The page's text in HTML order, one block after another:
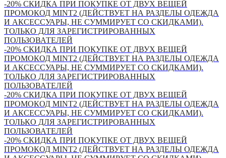
-20% СКИДКА ПРИ ПОКУПКЕ ОТ ДВУХ ВЕЩЕЙ
ПРОМОКОД MINT2 (ДЕЙСТВУЕТ НА РАЗДЕЛЫ ОДЕЖДА
И АКСЕССУАРЫ, НЕ СУММИРУЕТ СО СКИДКАМИ).
ТОЛЬКО ДЛЯ ЗАРЕГИСТРИРОВАННЫХ
ПОЛЬЗОВАТЕЛЕЙ
-20% СКИДКА ПРИ ПОКУПКЕ ОТ ДВУХ ВЕЩЕЙ
ПРОМОКОД MINT2 (ДЕЙСТВУЕТ НА РАЗДЕЛЫ ОДЕЖДА
И АКСЕССУАРЫ, НЕ СУММИРУЕТ СО СКИДКАМИ).
ТОЛЬКО ДЛЯ ЗАРЕГИСТРИРОВАННЫХ
ПОЛЬЗОВАТЕЛЕЙ
-20% СКИДКА ПРИ ПОКУПКЕ ОТ ДВУХ ВЕЩЕЙ
ПРОМОКОД MINT2 (ДЕЙСТВУЕТ НА РАЗДЕЛЫ ОДЕЖДА
И АКСЕССУАРЫ, НЕ СУММИРУЕТ СО СКИДКАМИ).
ТОЛЬКО ДЛЯ ЗАРЕГИСТРИРОВАННЫХ
ПОЛЬЗОВАТЕЛЕЙ
-20% СКИДКА ПРИ ПОКУПКЕ ОТ ДВУХ ВЕЩЕЙ
ПРОМОКОД MINT2 (ДЕЙСТВУЕТ НА РАЗДЕЛЫ ОДЕЖДА